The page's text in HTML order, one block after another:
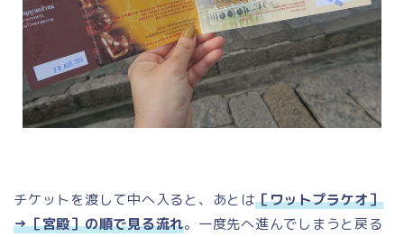
チケットを渡して中へ入ると、あとは［ワットプラケオ］
→［宮殿］の順で見る流れ。一度先へ進んでしまうと戻る